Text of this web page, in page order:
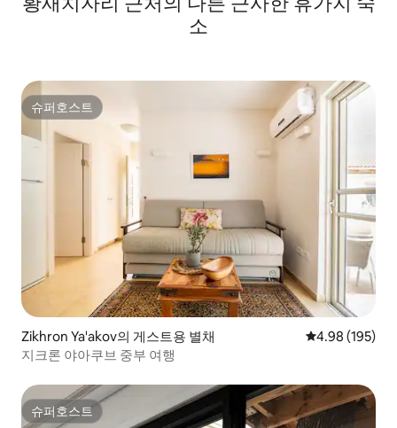
소
슈퍼호스트
슈퍼호스트
Zikhron Ya'akov의 게스트용 별채 평점 4.98점(5
4.98 (195)
지크론 야아쿠브 중부 여행
슈퍼호스트
슈퍼호스트